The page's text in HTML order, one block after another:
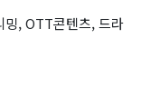
밍, OTT콘텐츠, 드라